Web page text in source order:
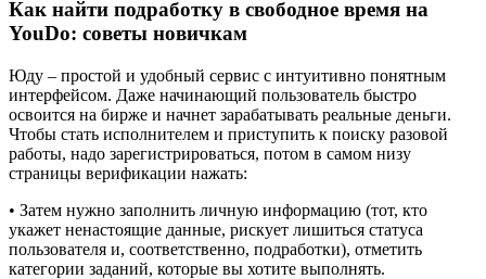
Как найти подработку в свободное время на
YouDo: советы новичкам
Юду – простой и удобный сервис с интуитивно понятным
интерфейсом. Даже начинающий пользователь быстро
освоится на бирже и начнет зарабатывать реальные деньги.
Чтобы стать исполнителем и приступить к поиску разовой
работы, надо зарегистрироваться, потом в самом низу
страницы верификации нажать:
• Затем нужно заполнить личную информацию (тот, кто
укажет ненастоящие данные, рискует лишиться статуса
пользователя и, соответственно, подработки), отметить
категории заданий, которые вы хотите выполнять.